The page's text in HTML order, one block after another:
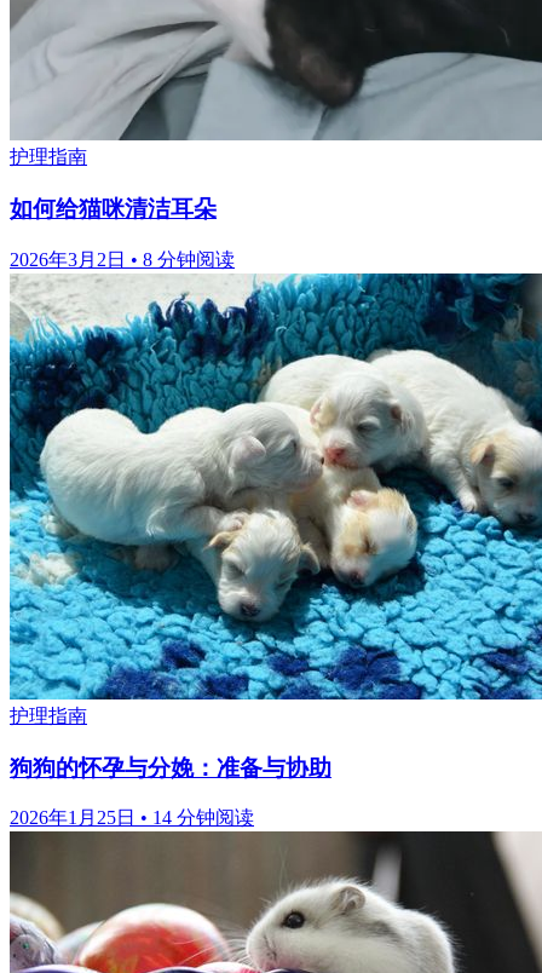
护理指南
如何给猫咪清洁耳朵
2026年3月2日 • 8 分钟阅读
护理指南
狗狗的怀孕与分娩：准备与协助
2026年1月25日 • 14 分钟阅读